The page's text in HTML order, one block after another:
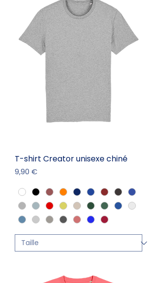
T-shirt Creator unisexe chiné
Prix
9,90 €